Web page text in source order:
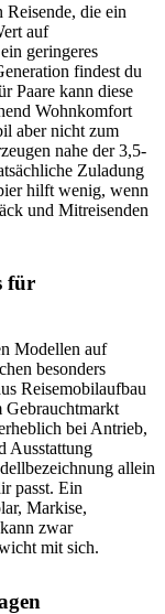
Reisende, die ein
auf
geringeres
findest du
Paare kann diese
Wohnkomfort
aber nicht zum
nahe der 3,5-
Zuladung
hilft wenig, wenn
und Mitreisenden
für
Modellen auf
besonders
Reisemobilaufbau
Gebrauchtmarkt
bei Antrieb,
Ausstattung
allein
passt. Ein
Markise,
zwar
mit sich.